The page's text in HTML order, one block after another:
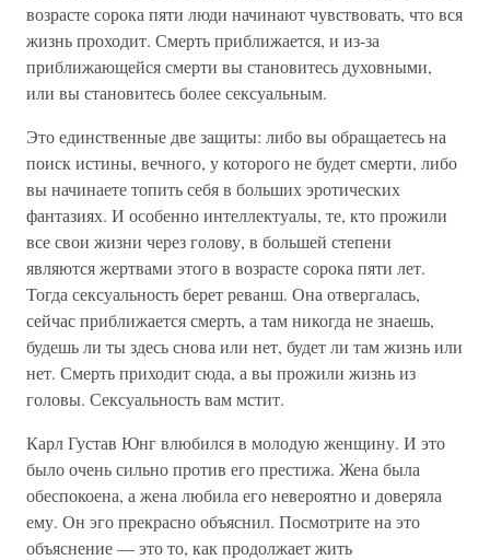
возрасте сорока пяти люди начинают чувствовать, что вся
жизнь проходит. Смерть приближается, и из-за
приближающейся смерти вы становитесь духовными,
или вы становитесь более сексуальным.
Это единственные две защиты: либо вы обращаетесь на
поиск истины, вечного, у которого не будет смерти, либо
вы начинаете топить себя в больших эротических
фантазиях. И особенно интеллектуалы, те, кто прожили
все свои жизни через голову, в большей степени
являются жертвами этого в возрасте сорока пяти лет.
Тогда сексуальность берет реванш. Она отвергалась,
сейчас приближается смерть, а там никогда не знаешь,
будешь ли ты здесь снова или нет, будет ли там жизнь или
нет. Смерть приходит сюда, а вы прожили жизнь из
головы. Сексуальность вам мстит.
Карл Густав Юнг влюбился в молодую женщину. И это
было очень сильно против его престижа. Жена была
обеспокоена, а жена любила его невероятно и доверяла
ему. Он эго прекрасно объяснил. Посмотрите на это
объяснение — это то, как продолжает жить